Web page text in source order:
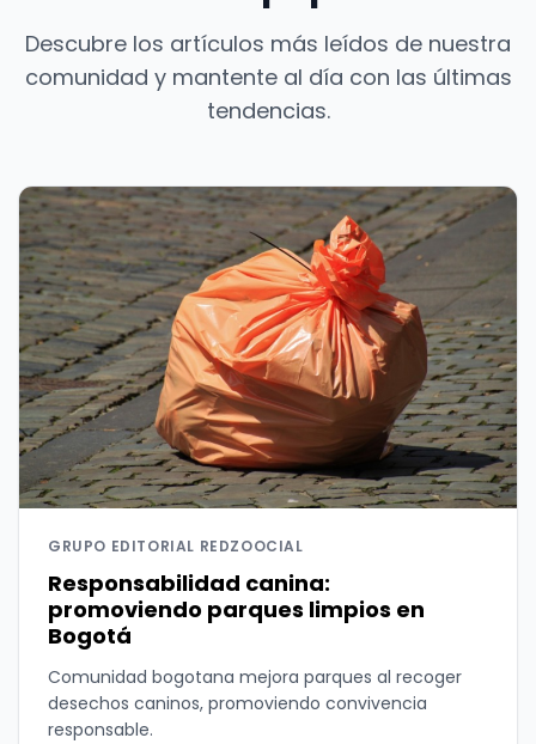
Descubre los artículos más leídos de nuestra
comunidad y mantente al día con las últimas
tendencias.
GRUPO EDITORIAL REDZOOCIAL
Responsabilidad canina:
promoviendo parques limpios en
Bogotá
Comunidad bogotana mejora parques al recoger
desechos caninos, promoviendo convivencia
responsable.